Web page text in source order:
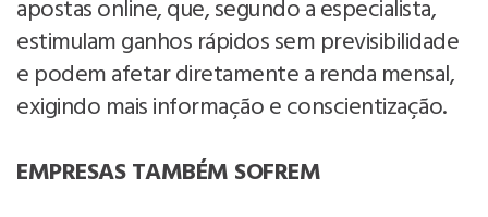
apostas online, que, segundo a especialista,
estimulam ganhos rápidos sem previsibilidade
e podem afetar diretamente a renda mensal,
exigindo mais informação e conscientização.
EMPRESAS TAMBÉM SOFREM